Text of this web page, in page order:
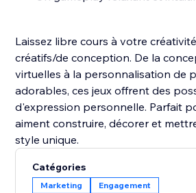
Laissez libre cours à votre
créatifs/de conception. De la
virtuelles à la personnalisation de
adorables, ces jeux offrent des
d'expression personnelle. Parfait
aiment construire, décorer et
style unique.
Catégories
Marketing Engagement